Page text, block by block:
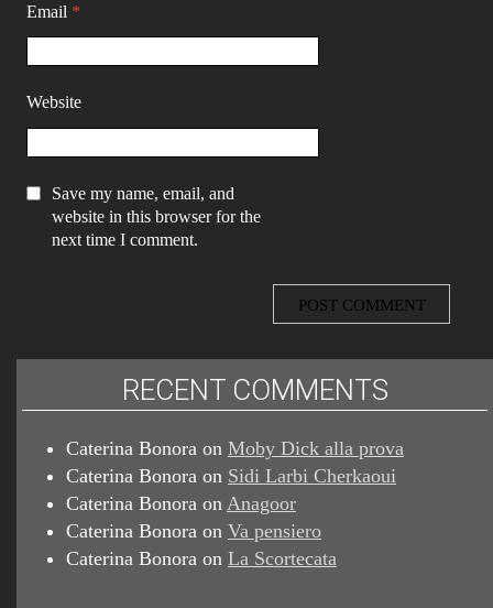
Email *
Website
Save my name, email, and
website in this browser for the
next time I comment.
RECENT COMMENTS
Caterina Bonora on Moby Dick alla prova
Caterina Bonora on Sidi Larbi Cherkaoui
Caterina Bonora on Anagoor
Caterina Bonora on Va pensiero
Caterina Bonora on La Scortecata